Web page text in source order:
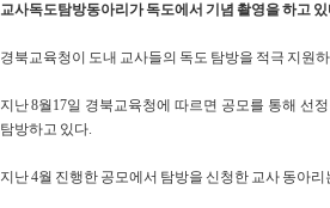
교사독도탐방동아리가 독도에서 기념 촬영을 하고 있
경북교육청이 도내 교사들의 독도 탐방을 적극 지원
지난 8월17일 경북교육청에 따르면 공모를 통해 선
탐방하고 있다.
지난 4월 진행한 공모에서 탐방을 신청한 교사 동아리